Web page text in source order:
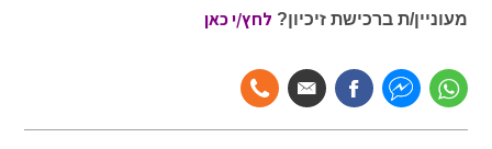
מעוניין/ת ברכישת זיכיון? לחץ/י כאן